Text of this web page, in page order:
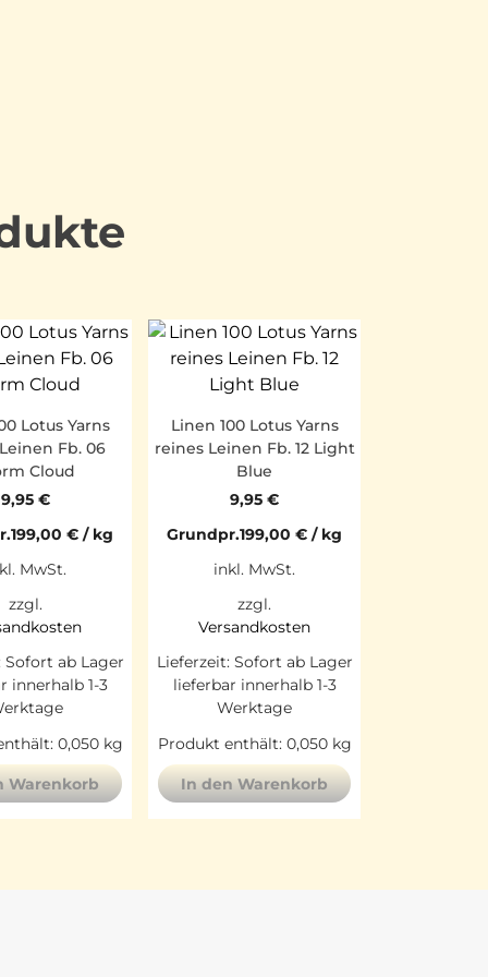
Lotus Yarns
Fb. 06
Cloud
9,95 €
199,00 € / kg
MwSt.
zzgl.
Sofort ab Lager
innerhalb 1-3
0,050 kg
Warenkorb
Linen 100 Lotus Yarns
reines Leinen Fb. 12 Light
Blue
9,95 €
Grundpr.199,00 € / kg
inkl. MwSt.
zzgl.
Versandkosten
Lieferzeit: Sofort ab Lager
lieferbar innerhalb 1-3
Werktage
Produkt enthält: 0,050 kg
In den Warenkorb